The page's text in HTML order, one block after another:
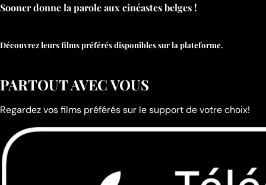
Sooner donne la parole aux cinéastes belges !
Découvrez leurs films préférés disponibles sur la plateforme.
PARTOUT AVEC VOUS
Regardez vos films préférés sur le support de votre choix!